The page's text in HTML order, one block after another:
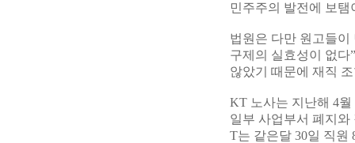
민주주의 발전에 보
법원은 다만 원고들
구제의 실효성이 없
않았기 때문에 재직
KT 노사는 지난해 4
일부 사업부서 폐지
T는 같은달 30일 직원